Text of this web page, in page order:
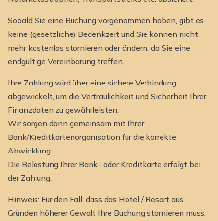
Sobald Sie eine Buchung vorgenommen haben, gibt es
keine (gesetzliche) Bedenkzeit und Sie können nicht
mehr kostenlos stornieren oder ändern, da Sie eine
endgültige Vereinbarung treffen.
Ihre Zahlung wird über eine sichere Verbindung
abgewickelt, um die Vertraulichkeit und Sicherheit Ihrer
Finanzdaten zu gewährleisten.
Wir sorgen dann gemeinsam mit Ihrer
Bank/Kreditkartenorganisation für die korrekte
Abwicklung.
Die Belastung Ihrer Bank- oder Kreditkarte erfolgt bei
der Zahlung.
Hinweis: Für den Fall, dass das Hotel / Resort aus
Gründen höherer Gewalt Ihre Buchung stornieren muss,